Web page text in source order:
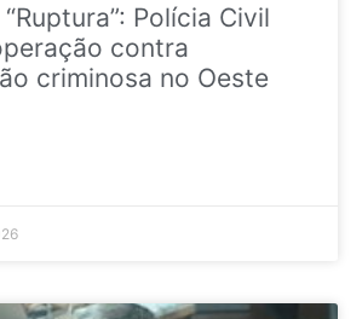
Polícia Civil
contra
criminosa no Oeste